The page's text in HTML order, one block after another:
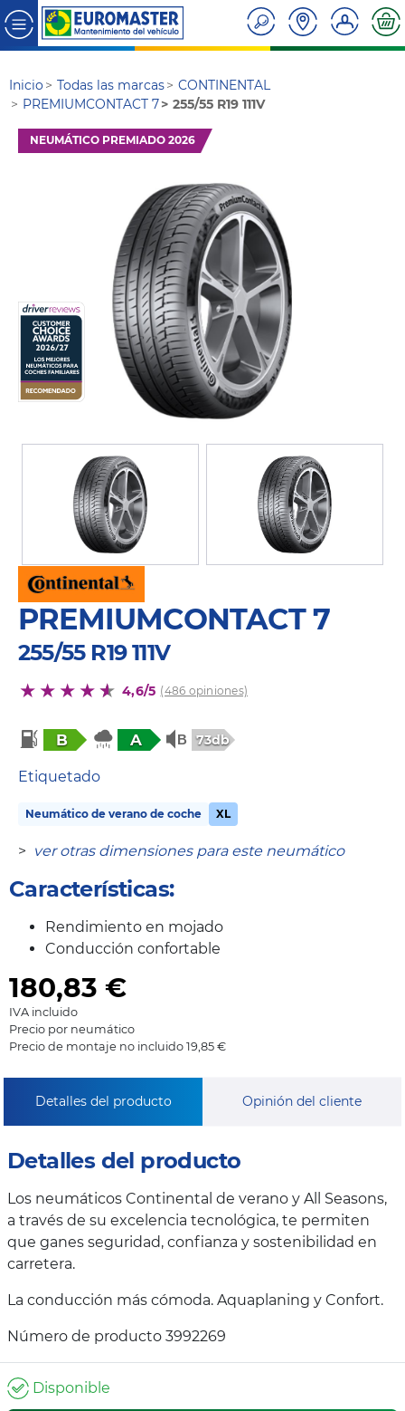
Inicio Todas las marcas
CONTINENTAL
PREMIUMCONTACT 7
255/55 R19 111V
NEUMÁTICO PREMIADO 2026
PREMIUMCONTACT 7
255/55 R19 111V
4,6/5 (486 opiniones)
B A 73db
Etiquetado
Neumático de verano de coche XL
> ver otras dimensiones para este neumático
Características:
Rendimiento en mojado
Conducción confortable
180,83 €
IVA incluido
Precio por neumático
Precio de montaje no incluido 19,85 €
Detalles del producto Opinión del cliente
Detalles del producto
Los neumáticos Continental de verano y All Seasons,
a través de su excelencia tecnológica, te permiten
que ganes seguridad, confianza y sostenibilidad en
carretera.
La conducción más cómoda. Aquaplaning y Confort.
Número de producto 3992269
Disponible